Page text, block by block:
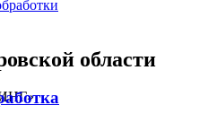
области